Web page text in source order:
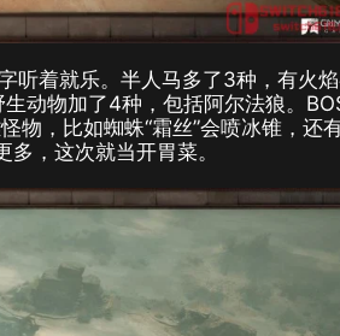
听着就乐。半人马多了3种，有火
动物加了4种，包括阿尔法狼。
物，比如蜘蛛“霜丝”会喷冰锥，还
，这次就当开胃菜。